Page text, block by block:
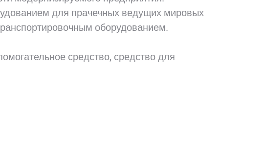
для прачечных ведущих мировых
оборудованием.
средство, средство для